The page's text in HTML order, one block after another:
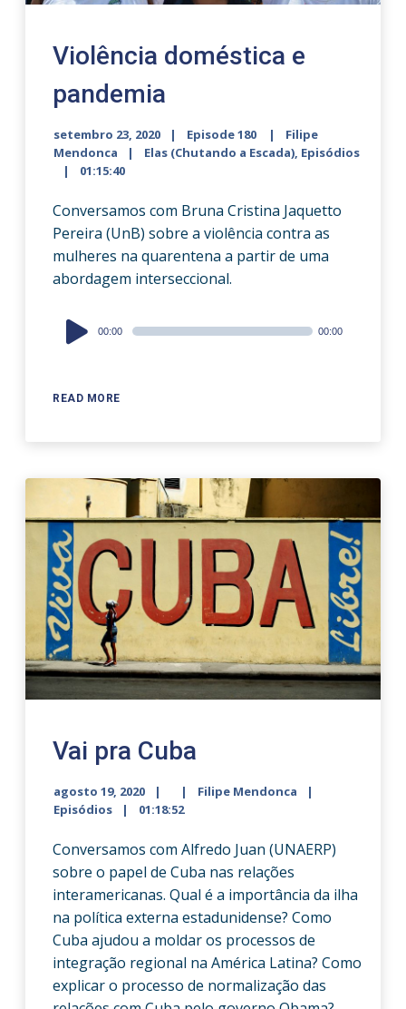
Violência doméstica e
pandemia
setembro 23, 2020 Episode 180
Filipe
Mendonca
Elas (Chutando a Escada), Episódios
01:15:40
Conversamos com Bruna Cristina Jaquetto
Pereira (UnB) sobre a violência contra as
mulheres na quarentena a partir de uma
abordagem interseccional.
READ MORE
Audio
Player
00:00 00:00
Vai pra Cuba
agosto 19, 2020
Filipe Mendonca
Episódios
01:18:52
Conversamos com Alfredo Juan (UNAERP)
sobre o papel de Cuba nas relações
interamericanas. Qual é a importância da ilha
na política externa estadunidense? Como
Cuba ajudou a moldar os processos de
integração regional na América Latina? Como
explicar o processo de normalização das